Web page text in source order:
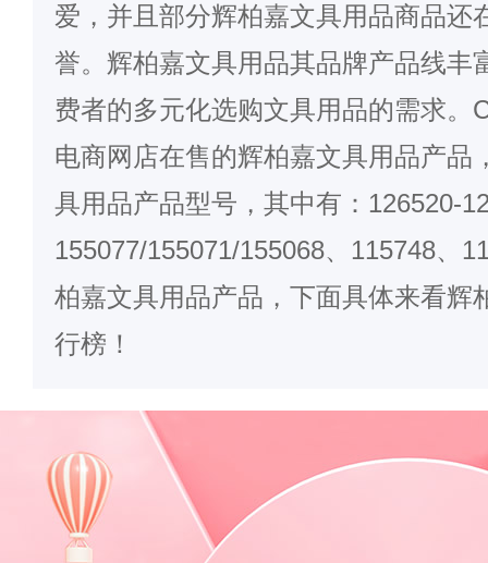
爱，并且部分辉柏嘉文具用品商品还
誉。辉柏嘉文具用品其品牌产品线丰
费者的多元化选购文具用品的需求。
电商网店在售的辉柏嘉文具用品产品
具用品产品型号，其中有：126520-
155077/155071/155068、115748、
柏嘉文具用品产品，下面具体来看辉
行榜！